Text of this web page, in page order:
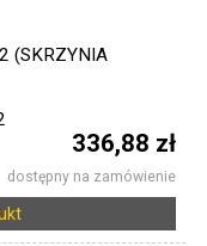
(SKRZYNIA
336,88 zł
dostępny na zamówienie